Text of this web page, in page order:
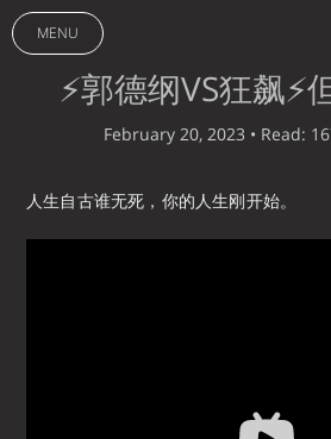
MENU
⚡郭德纲VS狂飙⚡
February 20, 2023 • Read:
人生自古谁无死，你的人生刚开始。